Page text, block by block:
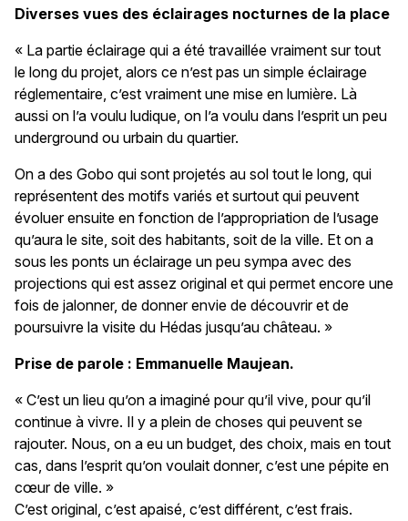
Diverses vues des éclairages nocturnes de la place
« La partie éclairage qui a été travaillée vraiment sur tout
le long du projet, alors ce n’est pas un simple éclairage
réglementaire, c’est vraiment une mise en lumière. Là
aussi on l’a voulu ludique, on l’a voulu dans l’esprit un peu
underground ou urbain du quartier.
On a des Gobo qui sont projetés au sol tout le long, qui
représentent des motifs variés et surtout qui peuvent
évoluer ensuite en fonction de l’appropriation de l’usage
qu’aura le site, soit des habitants, soit de la ville. Et on a
sous les ponts un éclairage un peu sympa avec des
projections qui est assez original et qui permet encore une
fois de jalonner, de donner envie de découvrir et de
poursuivre la visite du Hédas jusqu’au château. »
Prise de parole : Emmanuelle Maujean.
« C’est un lieu qu’on a imaginé pour qu’il vive, pour qu’il
continue à vivre. Il y a plein de choses qui peuvent se
rajouter. Nous, on a eu un budget, des choix, mais en tout
cas, dans l’esprit qu’on voulait donner, c’est une pépite en
cœur de ville. »
C’est original, c’est apaisé, c’est différent, c’est frais.